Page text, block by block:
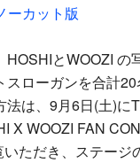
ーカット版
HOSHIとWOOZI の
スローガンを合計
法は、9月6日(土)に
X WOOZI FAN
ただき、ステージ